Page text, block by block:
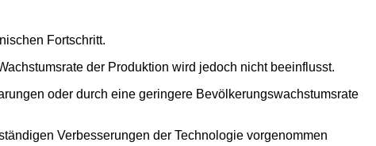
Fortschritt.
der Produktion wird jedoch nicht beeinflusst.
oder durch eine geringere Bevölkerungswachstumsrate
Verbesserungen der Technologie vorgenommen